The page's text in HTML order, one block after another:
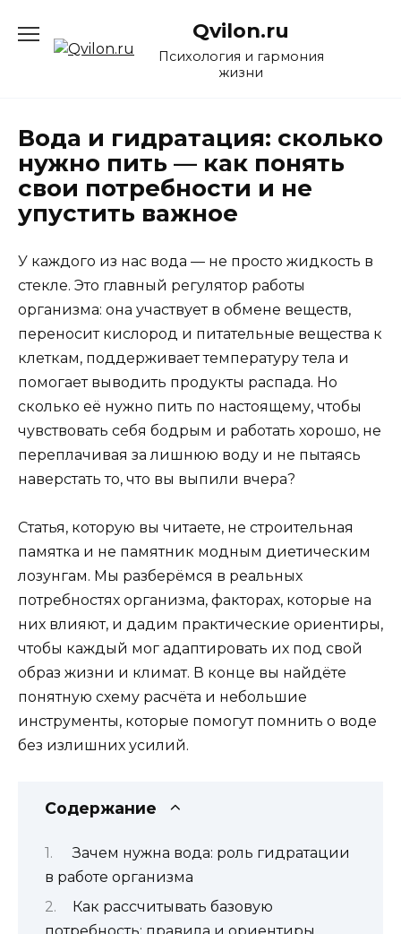
содержанию
Qvilon.ru
Психология и гармония
жизни
Вода и гидратация: сколько
нужно пить — как понять
свои потребности и не
упустить важное
У каждого из нас вода — не просто жидкость в
стекле. Это главный регулятор работы
организма: она участвует в обмене веществ,
переносит кислород и питательные вещества к
клеткам, поддерживает температуру тела и
помогает выводить продукты распада. Но
сколько её нужно пить по настоящему, чтобы
чувствовать себя бодрым и работать хорошо, не
переплачивая за лишнюю воду и не пытаясь
наверстать то, что вы выпили вчера?
Статья, которую вы читаете, не строительная
памятка и не памятник модным диетическим
лозунгам. Мы разберёмся в реальных
потребностях организма, факторах, которые на
них влияют, и дадим практические ориентиры,
чтобы каждый мог адаптировать их под свой
образ жизни и климат. В конце вы найдёте
понятную схему расчёта и небольшие
инструменты, которые помогут помнить о воде
без излишних усилий.
Содержание
Зачем нужна вода: роль гидратации
в работе организма
Как рассчитывать базовую